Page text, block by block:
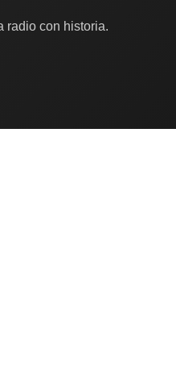
radio con historia.